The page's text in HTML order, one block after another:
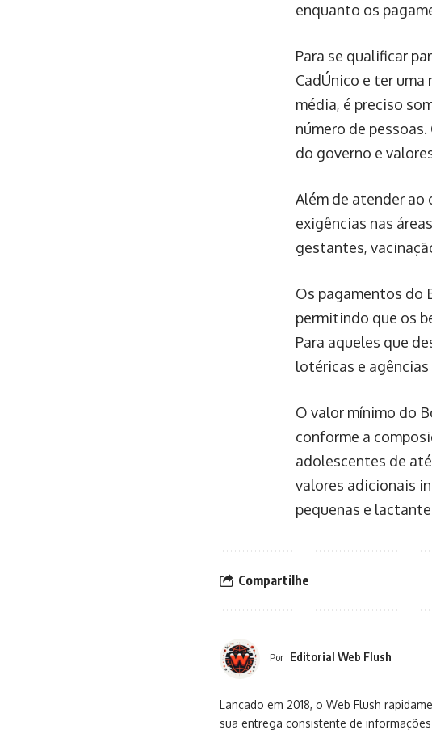
enquanto os
Para se qualificar
CadÚnico e ter uma
média, é preciso
número de
do governo e
Além de atender ao
exigências nas
gestantes,
Os pagamentos do
permitindo que os
Para aqueles que
lotéricas e
O valor mínimo do
conforme a
adolescentes de
valores adicionais
pequenas e
Compartilhe
Por Editorial Web Flush
Lançado em 2018, o Web Flush
sua entrega consistente de